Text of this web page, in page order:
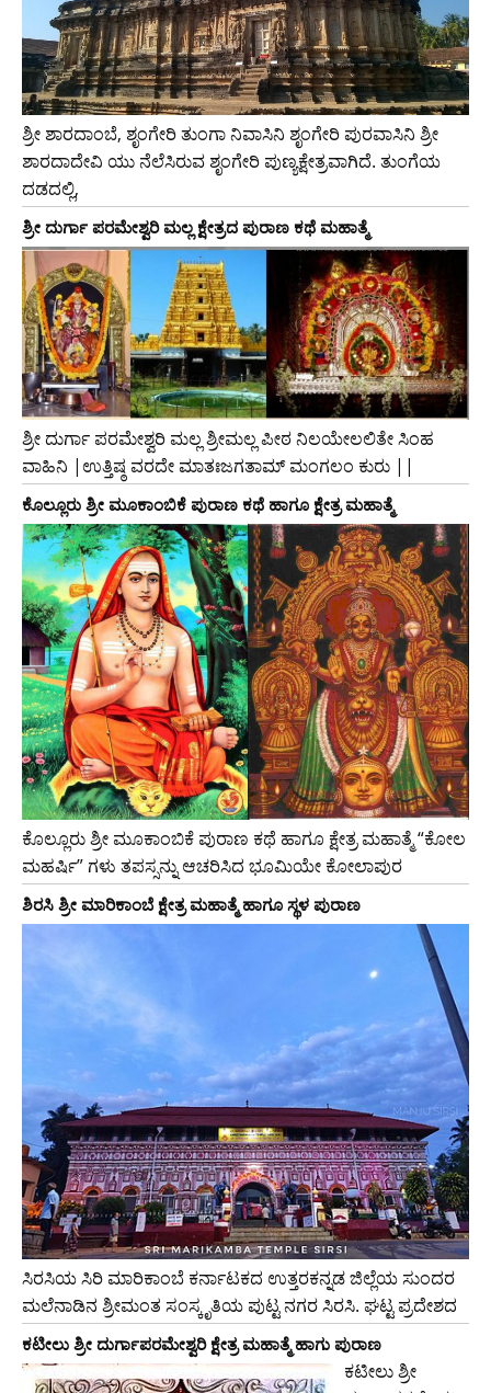
ಶ್ರೀ ಶಾರದಾಂಬೆ, ಶೃಂಗೇರಿ ತುಂಗಾ ನಿವಾಸಿನಿ ಶೃಂಗೇರಿ ಪುರವಾಸಿನಿ ಶ್ರೀ
ಶಾರದಾದೇವಿ ಯು ನೆಲೆಸಿರುವ ಶೃಂಗೇರಿ ಪುಣ್ಯಕ್ಷೇತ್ರವಾಗಿದೆ. ತುಂಗೆಯ
ದಡದಲ್ಲಿ,
ಶ್ರೀ ದುರ್ಗಾ ಪರಮೇಶ್ವರಿ ಮಲ್ಲ ಕ್ಷೇತ್ರದ ಪುರಾಣ ಕಥೆ ಮಹಾತ್ಮೆ
ಶ್ರೀ ದುರ್ಗಾ ಪರಮೇಶ್ವರಿ ಮಲ್ಲ ಶ್ರೀಮಲ್ಲ ಪೀಠ ನಿಲಯೇಲಲಿತೇ ಸಿಂಹ
ವಾಹಿನಿ |ಉತ್ತಿಷ್ಠ ವರದೇ ಮಾತಃಜಗತಾಮ್ ಮಂಗಲಂ ಕುರು ||
ಕೊಲ್ಲೂರು ಶ್ರೀ ಮೂಕಾಂಬಿಕೆ ಪುರಾಣ ಕಥೆ ಹಾಗೂ ಕ್ಷೇತ್ರ ಮಹಾತ್ಮೆ
ಕೊಲ್ಲೂರು ಶ್ರೀ ಮೂಕಾಂಬಿಕೆ ಪುರಾಣ ಕಥೆ ಹಾಗೂ ಕ್ಷೇತ್ರ ಮಹಾತ್ಮೆ “ಕೋಲ
ಮಹರ್ಷಿ” ಗಳು ತಪಸ್ಸನ್ನು ಆಚರಿಸಿದ ಭೂಮಿಯೇ ಕೋಲಾಪುರ
ಶಿರಸಿ ಶ್ರೀ ಮಾರಿಕಾಂಬೆ ಕ್ಷೇತ್ರ ಮಹಾತ್ಮೆ ಹಾಗೂ ಸ್ಥಳ ಪುರಾಣ
ಸಿರಸಿಯ ಸಿರಿ ಮಾರಿಕಾಂಬೆ ಕರ್ನಾಟಕದ ಉತ್ತರಕನ್ನಡ ಜಿಲ್ಲೆಯ ಸುಂದರ
ಮಲೆನಾಡಿನ ಶ್ರೀಮಂತ ಸಂಸ್ಕೃತಿಯ ಪುಟ್ಟ ನಗರ ಸಿರಸಿ. ಘಟ್ಟ ಪ್ರದೇಶದ
ಕಟೀಲು ಶ್ರೀ ದುರ್ಗಾಪರಮೇಶ್ವರಿ ಕ್ಷೇತ್ರ ಮಹಾತ್ಮೆ ಹಾಗು ಪುರಾಣ
ಕಟೀಲು ಶ್ರೀ